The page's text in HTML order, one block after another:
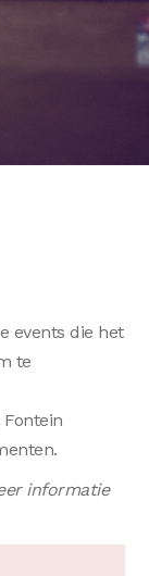
events die het
te
informatie